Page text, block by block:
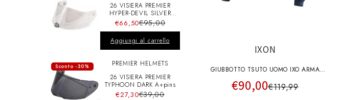
26 VISIERA PREMIER
HYPER-DEVIL SILVER
CHRO A+pins
€66,50€95,00
Aggiungi al carrello
Sconto -30%
PREMIER HELMETS
26 VISIERA PREMIER
TYPHOON DARK A+pins
€27,30€39,00
IXON
GIUBBOTTO TSUTO UOMO IXO ARMA
NAVY-BIANCO-GIALLO VIVO
€90,00€119,99